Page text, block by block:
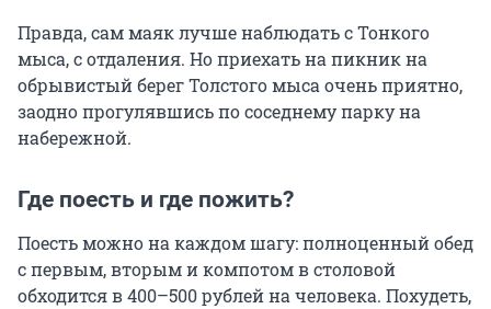
Правда, сам маяк лучше наблюдать с Тонкого
мыса, с отдаления. Но приехать на пикник на
обрывистый берег Толстого мыса очень приятно,
заодно прогулявшись по соседнему парку на
набережной.
Где поесть и где пожить?
Поесть можно на каждом шагу: полноценный обед
с первым, вторым и компотом в столовой
обходится в 400–500 рублей на человека. Похудеть,